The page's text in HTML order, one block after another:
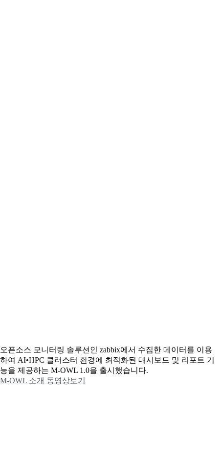
오픈소스 모니터링 솔루션인 zabbix에서 수집한 데이터를 이용
하여 AI•HPC 클러스터 환경에 최적화된 대시보드 및 리포트 기
능을 제공하는 M-OWL 1.0을 출시했습니다.
M-OWL 소개 동영상보기